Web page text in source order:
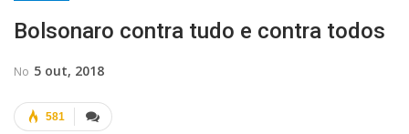
Bolsonaro contra tudo e contra todos
No 5 out, 2018
581